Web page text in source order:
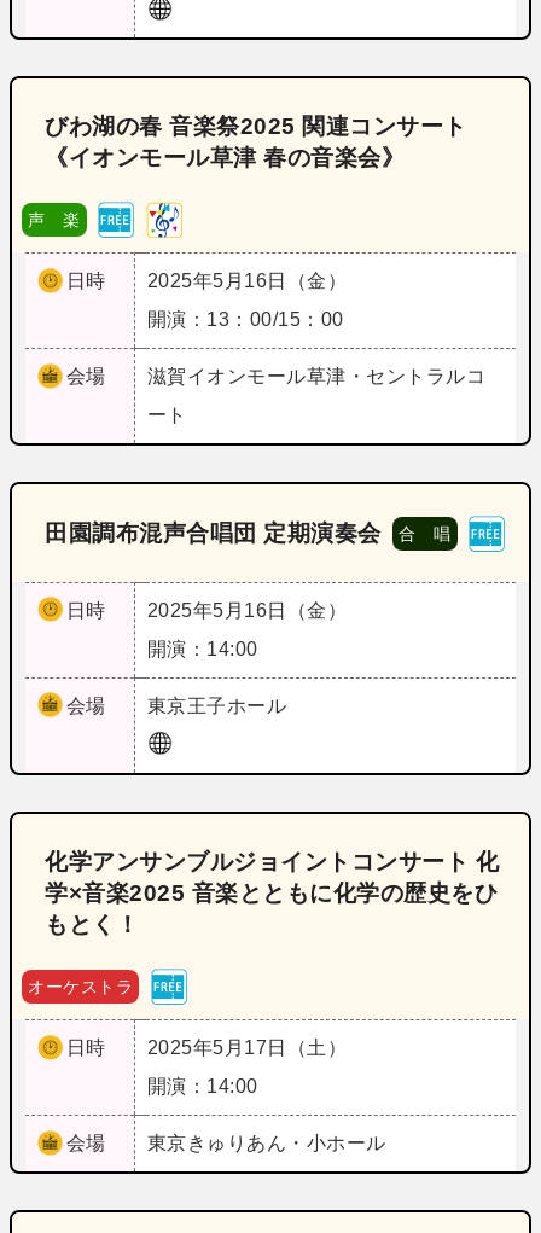
びわ湖の春 音楽祭2025 関連コンサート
《イオンモール草津 春の音楽会》
声 楽
日時
2025年5月16日（金）
開演：13：00/15：00
会場 滋賀イオンモール草津・セントラルコ
ート
田園調布混声合唱団 定期演奏会 合 唱
日時
2025年5月16日（金）
開演：14:00
会場 東京王子ホール
化学アンサンブルジョイントコンサート 化
学×音楽2025 音楽とともに化学の歴史をひ
もとく！
オーケストラ
日時
2025年5月17日（土）
開演：14:00
会場 東京きゅりあん・小ホール